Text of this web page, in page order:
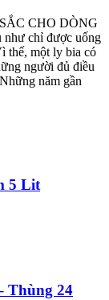
CHO DÒNG
chỉ được uống
thế, một ly bia có
người đủ điều
năm gần
5 Lit
Thùng 24